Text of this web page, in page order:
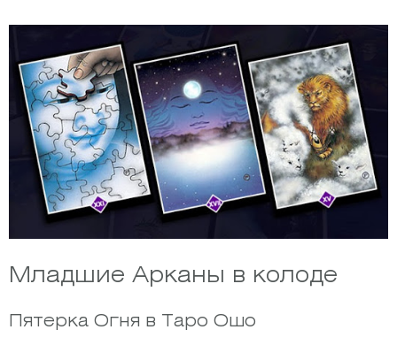
Младшие Арканы в колоде
Пятерка Огня в Таро Ошо